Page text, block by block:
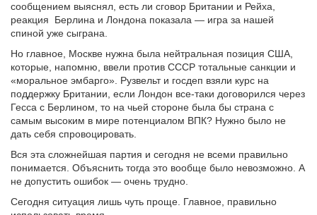
сообщением выяснял, есть ли сговор Британии и Рейха,
реакция Берлина и Лондона показала — игра за нашей
спиной уже сыграна.
Но главное, Москве нужна была нейтральная позиция США,
которые, напомню, ввели против СССР тотальные санкции и
«моральное эмбарго». Рузвельт и госдеп взяли курс на
поддержку Британии, если Лондон все-таки договорился через
Гесса с Берлином, то на чьей стороне была бы страна с
самым высоким в мире потенциалом ВПК? Нужно было не
дать себя спровоцировать.
Вся эта сложнейшая партия и сегодня не всеми правильно
понимается. Объяснить тогда это вообще было невозможно. А
не допустить ошибок — очень трудно.
Сегодня ситуация лишь чуть проще. Главное, правильно